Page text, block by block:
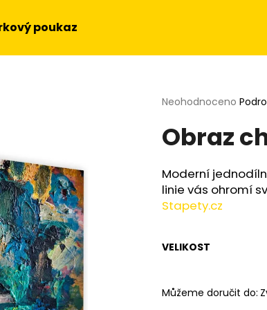
poukaz
Průměrné
produktu
je
z
5
hvězdiček.
Neohodnoceno
Obraz
Moderní
linie vás ohromí
Stapety.cz
VELIKOST
Můžeme doručit do:
HLEDAT
Doporučujeme
NA STĚNU - SLUNEČNICE
OBRAZ